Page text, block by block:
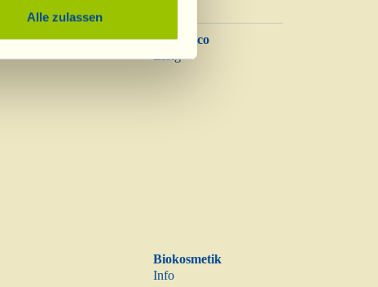
Alle zulassen
Balsamico
Essig
Biokosmetik
Info